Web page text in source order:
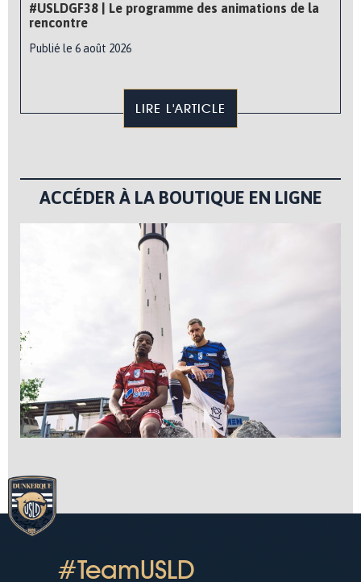
#USLDGF38 | Le programme des animations de la
rencontre
Publié le 6 août 2026
LIRE L'ARTICLE
ACCÉDER À LA BOUTIQUE EN LIGNE
#TeamUSLD